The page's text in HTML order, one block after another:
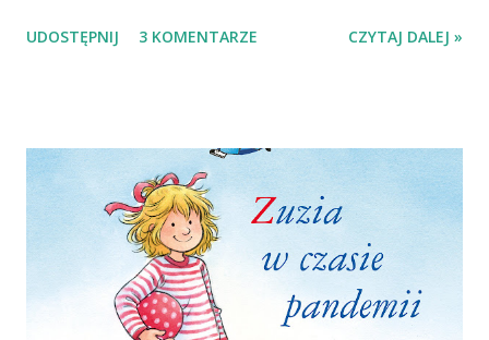
sobie mówić. A jak w splątanej śląskiej rzeczywistości
zwykłych ludzi, dążenia i tęsknoty, marzenia i pragnienia,
pomiędzy wspomnienia przywoływane i te nadal
przemilczane. Lektura Kajś Zbigniewa Rokity do podróż w
czasie, ale i w tożsamość. Wędrówka świetnie znanymi
ścieżkami, które nagle odkrywają swoje inne, przeszłe, ja.
Wędrówka do wyobrażonego i tego z przyszłości podszyta
UDOSTĘPNIJ 3 KOMENTARZE CZYTAJ DALEJ »